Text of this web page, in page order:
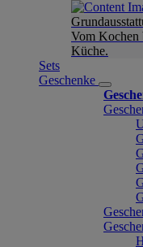
Vom Kochen
Küche.
Sets
Geschenke